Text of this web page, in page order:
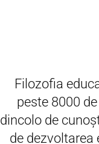
Filozofia
peste 8000
dincolo de
de